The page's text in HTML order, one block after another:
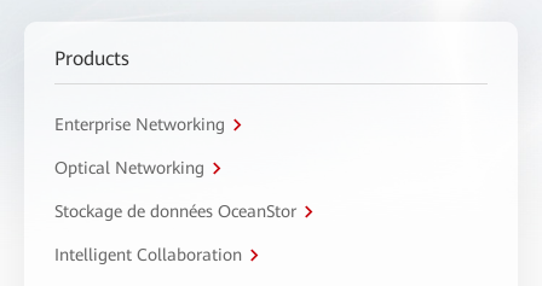
Products
Enterprise Networking
Optical Networking
Stockage de données OceanStor
Intelligent Collaboration